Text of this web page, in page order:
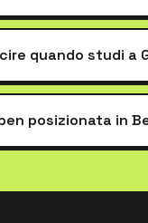
quando studi a
posizionata in